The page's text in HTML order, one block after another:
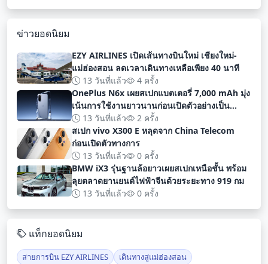
ข่าวยอดนิยม
EZY AIRLINES เปิดเส้นทางบินใหม่ เชียงใหม่-
แม่ฮ่องสอน ลดเวลาเดินทางเหลือเพียง 40 นาที
13 วันที่แล้ว
4 ครั้ง
OnePlus N6x เผยสเปกแบตเตอรี่ 7,000 mAh มุ่ง
เน้นการใช้งานยาวนานก่อนเปิดตัวอย่างเป็น
ทางการ
13 วันที่แล้ว
2 ครั้ง
สเปก vivo X300 E หลุดจาก China Telecom
ก่อนเปิดตัวทางการ
13 วันที่แล้ว
0 ครั้ง
BMW iX3 รุ่นฐานล้อยาวเผยสเปกเหนือชั้น พร้อม
ลุยตลาดยานยนต์ไฟฟ้าจีนด้วยระยะทาง 919 กม
13 วันที่แล้ว
0 ครั้ง
แท็กยอดนิยม
สายการบิน EZY AIRLINES
เดินทางสู่แม่ฮ่องสอน